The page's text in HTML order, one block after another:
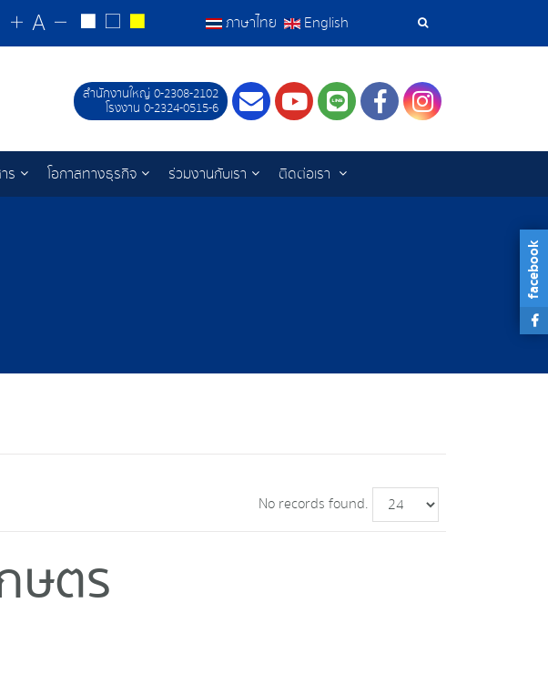
เครื่อง
ค้นหา
ภาษาไทย English
สำนักงานใหญ่ 0-2308-2102
โรงงาน 0-2324-0515-6
ContactYoutube
LINEFacebookInstagram
ร โอกาสทางธุรกิจ ร่วมงานกับเรา ติดต่อเรา
No records found.
ษตร
facebook